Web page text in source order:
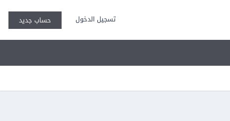
تسجيل الدخول حساب جديد